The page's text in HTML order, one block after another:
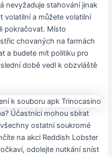
nevyžaduje stahování jinak
volatilní a můžete volatilní
pokračovat. Místo
chovaných na farmách
a budete mít politiku pro
době vedl k obzvláště
Účastníci mohou sbírat
ostatní soukromé
na akci Reddish Lobster
odolejte nutkání sníst